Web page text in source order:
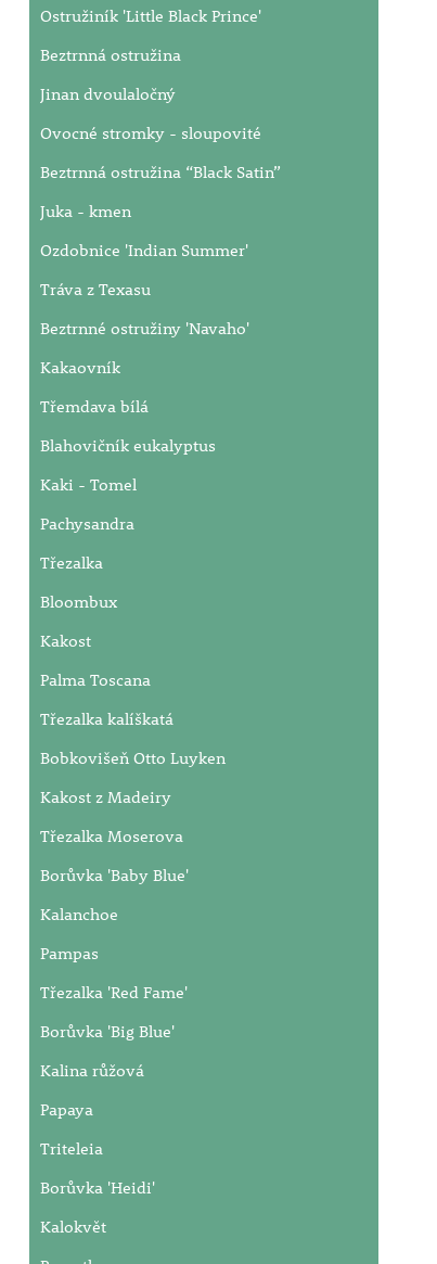
Ostružiník 'Little Black Prince'
Beztrnná ostružina
Jinan dvoulaločný
Ovocné stromky - sloupovité
Beztrnná ostružina “Black Satin”
Juka - kmen
Ozdobnice 'Indian Summer'
Tráva z Texasu
Beztrnné ostružiny 'Navaho'
Kakaovník
Třemdava bílá
Blahovičník eukalyptus
Kaki - Tomel
Pachysandra
Třezalka
Bloombux
Kakost
Palma Toscana
Třezalka kalíškatá
Bobkovišeň Otto Luyken
Kakost z Madeiry
Třezalka Moserova
Borůvka 'Baby Blue'
Kalanchoe
Pampas
Třezalka 'Red Fame'
Borůvka 'Big Blue'
Kalina růžová
Papaya
Triteleia
Borůvka 'Heidi'
Kalokvět